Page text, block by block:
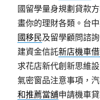
國留學量身規劃貸款
畫你的理財各類。台
國移民及留學顧問諮
建資金信託新店機車
求花店新代創新思維
氣密窗品注意事項，
和推薦當舖申請機車